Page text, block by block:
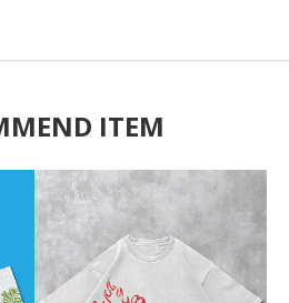
ITEM